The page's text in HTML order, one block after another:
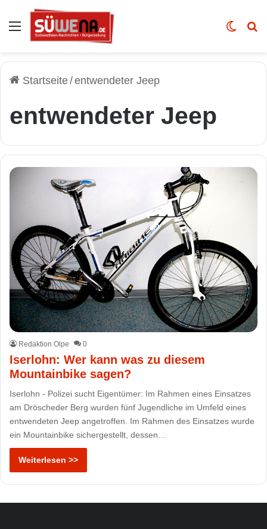
Auswahl Skin
Startseite/entwendeter Jeep
entwendeter Jeep
Redaktion Olpe 0
Iserlohn: Wer kann was zu diesem
Mountainbike sagen?
Iserlohn - Polizei sucht Eigentümer: Im Rahmen eines Einsatzes
am Dröscheder Berg wurden fünf Jugendliche im Umfeld eines
entwendeten Jeep angetroffen. Im Rahmen des Einsatzes wurde
ein Mountainbike sichergestellt, dessen…
Weiterlesen >>